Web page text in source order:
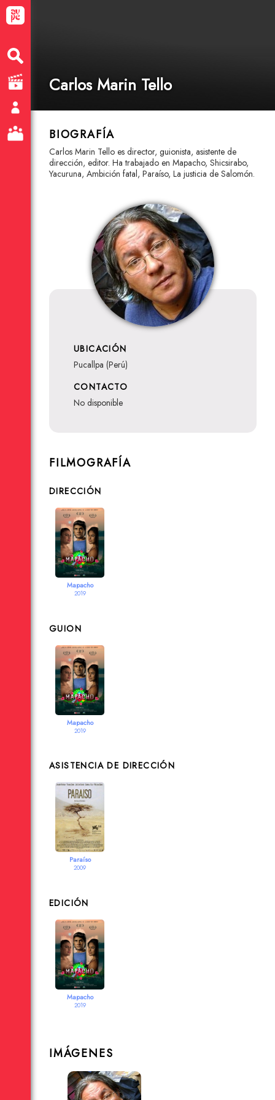
Carlos Marin Tello
BIOGRAFÍA
Carlos Marin Tello es director, guionista, asistente de
dirección, editor. Ha trabajado en Mapacho, Shicsirabo,
Yacuruna, Ambición fatal, Paraíso, La justicia de Salomón.
UBICACIÓN
Pucallpa (Perú)
CONTACTO
no disponible
FILMOGRAFÍA
DIRECCIÓN
Mapacho
2019
GUION
Mapacho
2019
ASISTENCIA DE DIRECCIÓN
Paraíso
2009
EDICIÓN
Mapacho
2019
IMÁGENES